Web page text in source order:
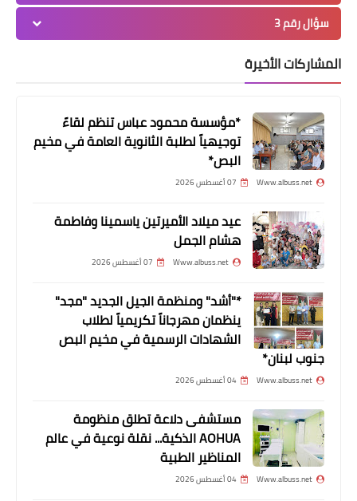
أخبار البص
تسجيل 36 إصابة جديدة بفيروس كورونا
في قضاء صور
محطات
⚠️⭕.*كارثة بيئية في بحر صيدا*
سؤال رقم 3
المشاركات الأخيرة
*مؤسسة محمود عباس تنظم لقاءً
توجيهياً لطلبة الثانوية العامة في مخيم
البص*
Www.albuss.net 07 أغسطس 2026
عيد ميلاد الأميرتين ياسمينا وفاطمة
هشام الجمل
Www.albuss.net 07 أغسطس 2026
*"أشد" ومنظمة الجيل الجديد "مجد"
ينظمان مهرجاناً تكريمياً لطلاب
الشهادات الرسمية في مخيم البص
جنوب لبنان*
Www.albuss.net 04 أغسطس 2026
مستشفى دلاعة تطلق منظومة
AOHUA الذكية... نقلة نوعية في عالم
المناظير الطبية
Www.albuss.net 04 أغسطس 2026